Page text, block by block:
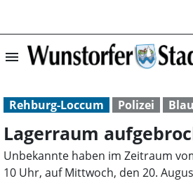
menu
Rehburg-Loccum Polizei
Lagerraum
Unbekannte haben im Zeitraum
10 Uhr, auf Mittwoch, den 20.